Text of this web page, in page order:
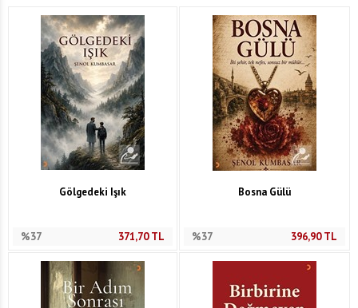
Gölgedeki Işık
%37 371,70TL
Bosna Gülü
%37 396,90TL